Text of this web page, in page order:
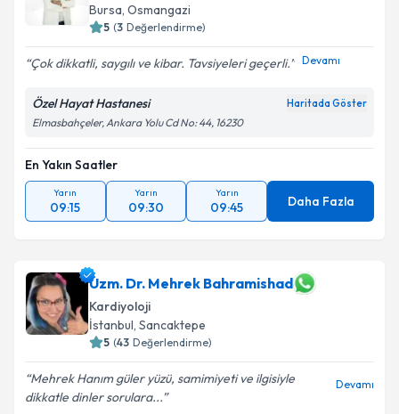
E-posta Adresiniz
Kişisel verilerimin işlenmesine ilişkin
Aydınlatma
Metni'ni okudum ve kişisel verilerimin belirtilen
kapsamda işlenmesini kabul ediyorum.
Takvim Talebini Gönder
Bursa, Osmangazi
5 (3 Değerlendirme)
Çok dikkatli, saygılı ve kibar. Tavsiyeleri geçerli. Devamı
Özel Hayat Hastanesi Haritada Göster
Elmasbahçeler, Ankara Yolu Cd No: 44, 16230
En Yakın Saatler
Yarın
09:15
Yarın
09:30
Yarın
09:45 Daha Fazla
Uzm. Dr. Mehrek Bahramishad
Kardiyoloji
İstanbul, Sancaktepe
5 (43 Değerlendirme)
Mehrek Hanım güler yüzü, samimiyeti ve ilgisiyle
dikkatle dinler sorulara...
Devamı